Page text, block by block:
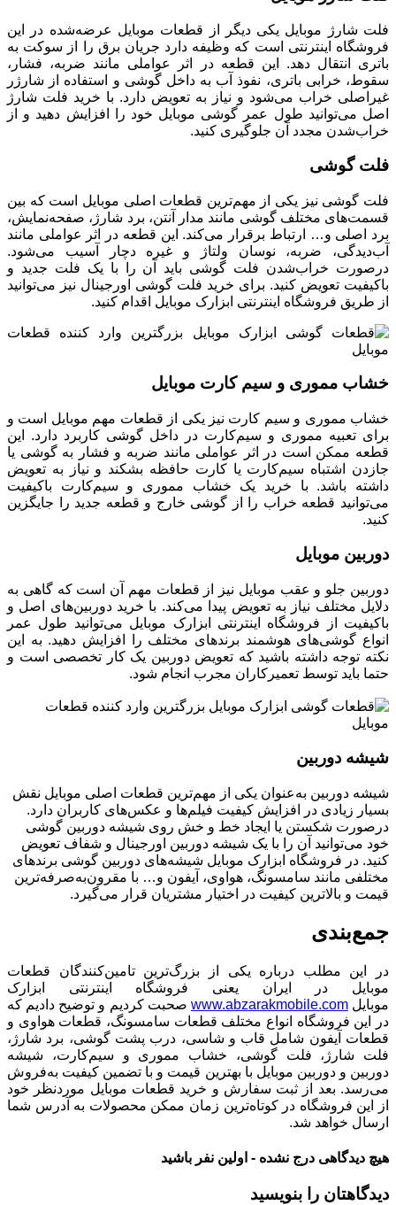
فلت شارژ موبایل یکی دیگر از قطعات موبایل عرضه‌شده در این
فروشگاه اینترنتی است که وظیفه دارد جریان برق را از سوکت به
باتری انتقال دهد. این قطعه در اثر عواملی مانند ضربه، فشار،
سقوط، خرابی باتری، نفوذ آب به داخل گوشی و استفاده از شارژر
غیراصلی خراب می‌شود و نیاز به تعویض دارد. با خرید فلت شارژ
اصل می‌توانید طول عمر گوشی موبایل خود را افزایش دهید و از
خراب‌شدن مجدد آن جلوگیری کنید.
فلت گوشی
فلت گوشی نیز یکی از مهم‌ترین قطعات اصلی موبایل است که بین
قسمت‌های مختلف گوشی مانند مدار آنتن، برد شارژ، صفحه‌نمایش،
برد اصلی و… ارتباط برقرار می‌کند. این قطعه در اثر عواملی مانند
آب‌دیدگی، ضربه، نوسان ولتاژ و غیره دچار آسیب می‌شود‌.
درصورت خراب‌شدن فلت گوشی باید آن را با یک فلت جدید و
باکیفیت تعویض کنید. برای خرید فلت گوشی اورجینال نیز می‌توانید
از طریق فروشگاه اینترنتی ابزارک موبایل اقدام کنید.
خشاب مموری و سیم کارت موبایل
خشاب مموری و سیم کارت نیز یکی از قطعات مهم موبایل است و
برای تعبیه مموری و سیم‌کارت در داخل گوشی کاربرد دارد. این
قطعه ممکن است در اثر عواملی مانند ضربه و فشار به گوشی یا
جازدن اشتباه سیم‌کارت یا کارت حافظه بشکند و نیاز به تعویض
داشته باشد. با خرید یک خشاب مموری و سیم‌کارت باکیفیت
می‌توانید قطعه خراب را از گوشی خارج و قطعه جدید را جایگزین
کنید.
دوربین موبایل
دوربین جلو و عقب موبایل نیز از قطعات مهم آن است که گاهی به
دلایل مختلف نیاز به تعویض پیدا می‌کند‌‌. با خرید دوربین‌های اصل و
باکیفیت از فروشگاه اینترنتی ابزارک موبایل می‌توانید طول عمر
انواع گوشی‌های هوشمند برندهای مختلف را افزایش دهید. به این
نکته توجه داشته باشید که تعویض دوربین یک کار تخصصی است و
حتما باید توسط تعمیرکاران مجرب انجام شود.
شیشه دوربین
شیشه دوربین به‌عنوان یکی از مهم‌ترین قطعات اصلی موبایل نقش
بسیار زیادی در افزایش کیفیت فیلم‌ها و عکس‌های کاربران دارد.
درصورت شکستن یا ایجاد خط و خش روی شیشه دوربین گوشی
خود می‌توانید آن را با یک شیشه دوربین اورجینال و شفاف تعویض
کنید. در فروشگاه ابزارک موبایل شیشه‌های دوربین گوشی‌ برندهای
مختلفی مانند سامسونگ، هواوی، آیفون و… با مقرون‌به‌صرفه‌ترین
قیمت و بالاترین کیفیت در اختیار مشتریان قرار می‌گیرد.
جمع‌بندی
در این مطلب درباره یکی از بزرگ‌ترین تامین‌کنندگان قطعات
موبایل در ایران یعنی فروشگاه اینترنتی ابزارک
موبایلwww.abzarakmobile.com صحبت کردیم و توضیح دادیم که
در این فروشگاه انواع مختلف قطعات سامسونگ، قطعات هواوی و
قطعات آیفون شامل قاب و شاسی، درب پشت گوشی، برد شارژ،
فلت شارژ، فلت گوشی، خشاب مموری و سیم‌کارت، شیشه
دوربین و دوربین موبایل با بهترین قیمت و با تضمین کیفیت به‌فروش
می‌رسد. بعد از ثبت سفارش و خرید قطعات موبایل موردنظر خود
از این فروشگاه در کوتاه‌ترین زمان ممکن محصولات به آدرس شما
ارسال خواهد شد.
هیچ دیدگاهی درج نشده - اولین نفر باشید
دیدگاهتان را بنویسید